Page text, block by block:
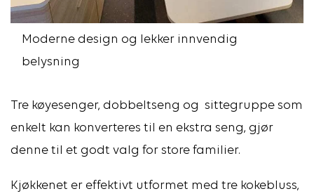
Moderne design og lekker innvendig
belysning
Tre køyesenger, dobbeltseng og sittegruppe som
enkelt kan konverteres til en ekstra seng, gjør
denne til et godt valg for store familier.
Kjøkkenet er effektivt utformet med tre kokebluss,